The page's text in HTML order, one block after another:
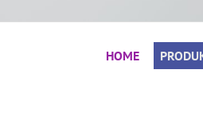
HOME